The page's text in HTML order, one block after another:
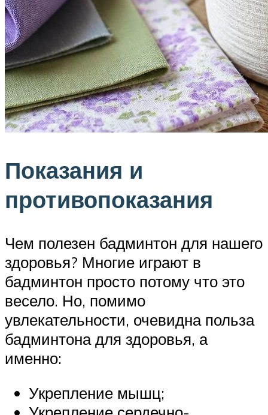
Показания и
противопоказания
Чем полезен бадминтон для нашего
здоровья? Многие играют в
бадминтон просто потому что это
весело. Но, помимо
увлекательности, очевидна польза
бадминтона для здоровья, а
именно:
Укрепление мышц;